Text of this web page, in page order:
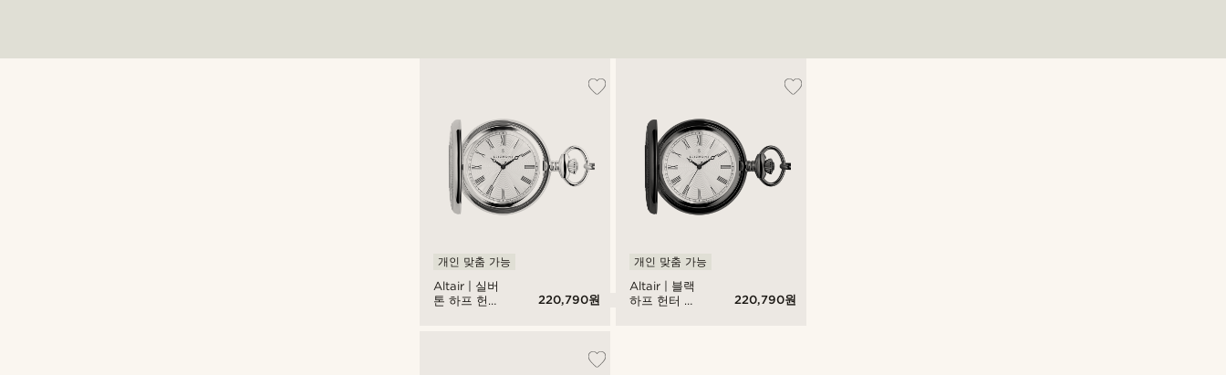
Altair | 실버
톤 하프 헌터
개인 맞춤 가능
220,790원
Altair | 블랙
하프 헌터 포
개인 맞춤 가능
220,790원